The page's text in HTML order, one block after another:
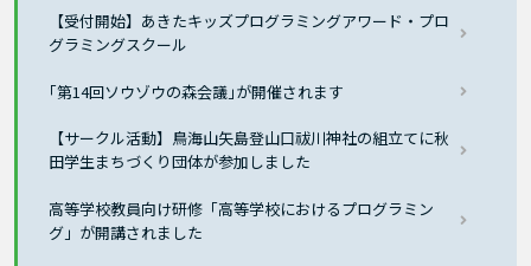
【受付開始】あきたキッズプログラミングアワード・プロ
グラミングスクール
｢第14回ソウゾウの森会議｣が開催されます
【サークル活動】鳥海山矢島登山口祓川神社の組立てに秋
田学生まちづくり団体が参加しました
高等学校教員向け研修「高等学校におけるプログラミン
グ」が開講されました